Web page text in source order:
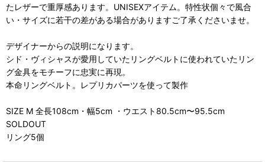
たレザーで重厚感あります。UNISEXアイテム。特性状個々で風合
い・サイズに若干の差がある場合がありますご了承くださいませ。
デザイナーからの説明になります。
シド・ヴィシャスが愛用していたリングベルトに使われていたリン
グ金具をモチーフに忠実に再現。
本命リングベルト。レプリカパーツを使って製作
SIZE M 全長108cm・幅5cm ・ウエスト80.5cm〜95.5cm
SOLDOUT
リング5個